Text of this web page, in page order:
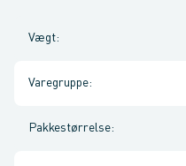
Vægt:
Varegruppe:
Pakkestørrelse: